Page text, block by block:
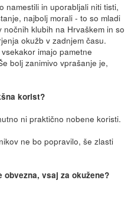
namestili in uporabljali niti tisti,
najbolj morali - to so mladi
klubih na Hrvaškem in so
okužb v zadnjem času.
imajo pametne
bolj zanimivo vprašanje je,
korist?
ni praktično nobene koristi.
ne bo popravilo, še zlasti
vsaj za okužene?